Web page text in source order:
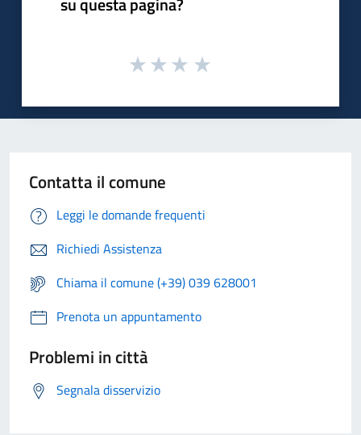
Contatta il comune
Leggi le domande frequenti
Richiedi Assistenza
Chiama il comune (+39) 039 628001
Prenota un appuntamento
Problemi in città
Segnala disservizio